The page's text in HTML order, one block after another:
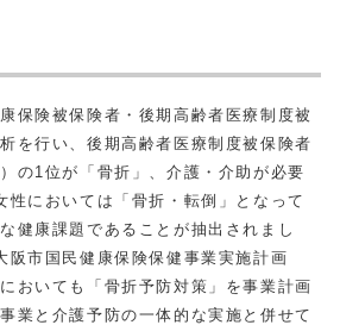
保険被保険者・後期高齢者医療制度被
を行い、後期高齢者医療制度被保険者
の1位が「骨折」、介護・介助が必要
性においては「骨折・転倒」となって
健康課題であることが抽出されまし
阪市国民健康保険保健事業実施計画
おいても「骨折予防対策」を事業計画
業と介護予防の一体的な実施と併せて